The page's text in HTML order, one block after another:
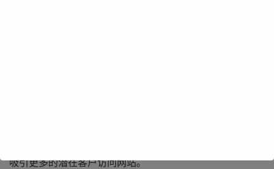
吸引更多的潜在客户访问网站。